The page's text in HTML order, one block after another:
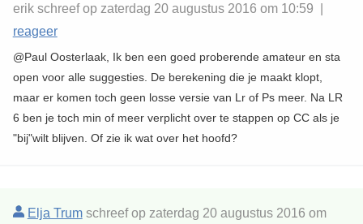
erik schreef op zaterdag 20 augustus 2016 om 10:59 |
reageer
@Paul Oosterlaak, Ik ben een goed proberende amateur en sta
open voor alle suggesties. De berekening die je maakt klopt,
maar er komen toch geen losse versie van Lr of Ps meer. Na LR
6 ben je toch min of meer verplicht over te stappen op CC als je
"bij"wilt blijven. Of zie ik wat over het hoofd?
Elja Trumschreef op zaterdag 20 augustus 2016 om